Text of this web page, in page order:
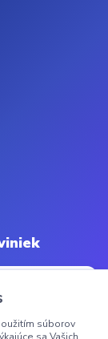
súborov
sa Vašich